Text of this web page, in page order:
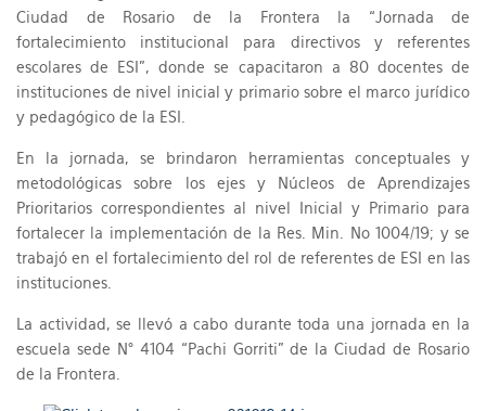
Ciudad de Rosario de la Frontera la “Jornada de
fortalecimiento institucional para directivos y referentes
escolares de ESI”, donde se capacitaron a 80 docentes de
instituciones de nivel inicial y primario sobre el marco jurídico
y pedagógico de la ESI.
En la jornada, se brindaron herramientas conceptuales y
metodológicas sobre los ejes y Núcleos de Aprendizajes
Prioritarios correspondientes al nivel Inicial y Primario para
fortalecer la implementación de la Res. Min. No 1004/19; y se
trabajó en el fortalecimiento del rol de referentes de ESI en las
instituciones.
La actividad, se llevó a cabo durante toda una jornada en la
escuela sede N° 4104 “Pachi Gorriti” de la Ciudad de Rosario
de la Frontera.